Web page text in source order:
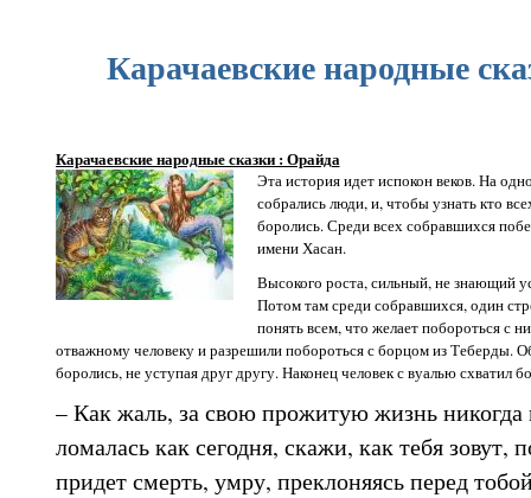
Карачаевские народные
Карачаевские народные сказки : Орайда
Эта история идет испокон веков. На
собрались люди, и, чтобы узнать кто
боролись. Среди всех собравшихся
имени Хасан.
Высокого роста, сильный, не знающий
Потом там среди собравшихся, один
понять всем, что желает побороться с
отважному человеку и разрешили побороться с борцом из Теберды.
боролись, не уступая друг другу. Наконец человек с вуалью схватил
– Как жаль, за свою прожитую жизнь никогда
ломалась как сегодня, скажи, как тебя зовут,
придет смерть, умру, преклоняясь перед